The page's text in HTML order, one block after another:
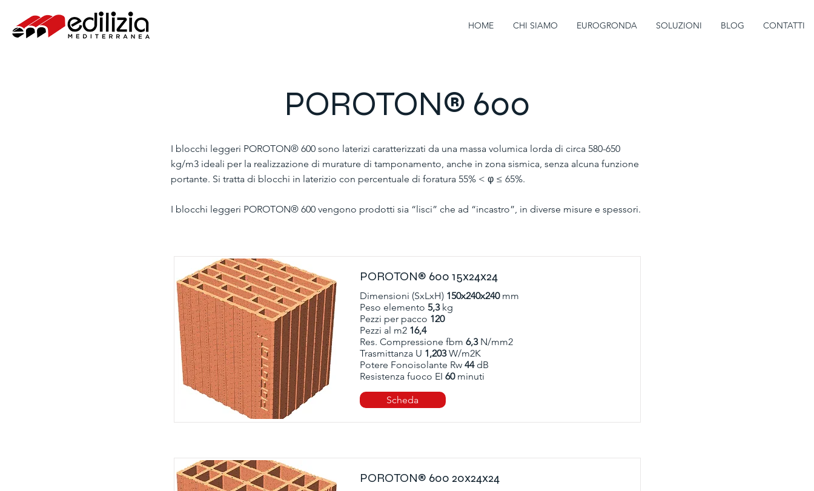
HOME CHI SIAMO EUROGRONDA SOLUZIONI BLOG CONTATTI
POROTON® 600
I blocchi leggeri POROTON® 600 sono laterizi caratterizzati da una massa volumica lorda di circa 580-650
kg/m3 ideali per la realizzazione di murature di tamponamento, anche in zona sismica, senza alcuna funzione
portante. Si tratta di blocchi in laterizio con percentuale di foratura 55% < φ ≤ 65%.
I blocchi leggeri POROTON® 600 vengono prodotti sia “lisci” che ad “incastro”, in diverse misure e spessori.
POROTON® 600 15x24x24
Dimensioni (SxLxH) 150x240x240mm
Peso elemento 5,3kg
Pezzi per pacco 120
Pezzi al m2 16,4
Res. Compressione fbm 6,3N/mm2
Trasmittanza U 1,203W/m2K
Potere Fonoisolante Rw 44dB
Resistenza fuoco EI 60minuti
Scheda
POROTON® 600 20x24x24